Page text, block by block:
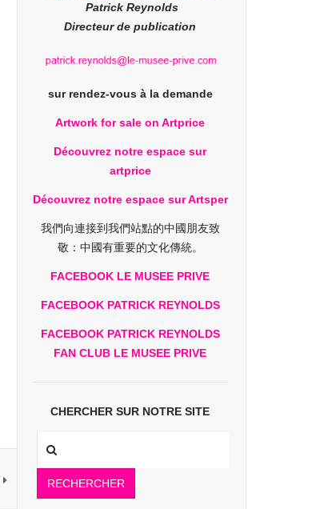
Patrick Reynolds
Directeur de publication
sur rendez-vous à la demande
Artwork for sale on Artprice
Découvrez notre espace sur
artprice
Découvrez notre espace sur Artsper
我們向連接到我們站點的中國朋友致
敬：中國有重要的文化傳統。
FACEBOOK LE MUSEE PRIVE
FACEBOOK PATRICK REYNOLDS
FACEBOOK PATRICK REYNOLDS
FAN CLUB LE MUSEE PRIVE
CHERCHER SUR NOTRE SITE
RECHERCHER